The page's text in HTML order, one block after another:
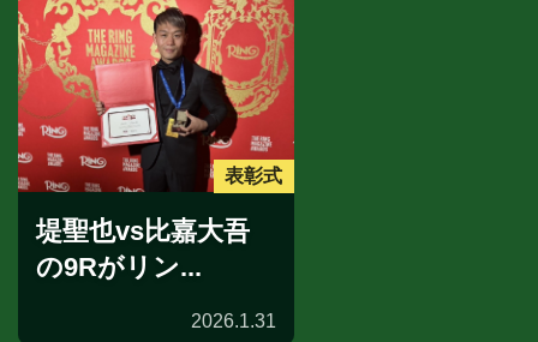
表彰式
堤聖也vs比嘉大吾
の9Rがリン...
2026.1.31